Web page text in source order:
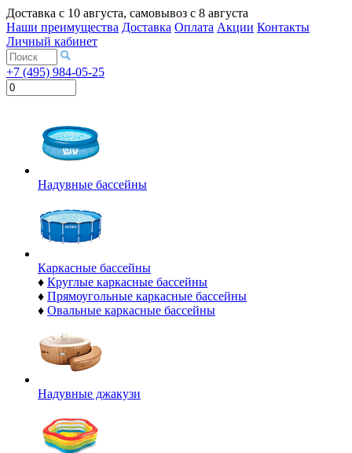
Доставка с 10 августа, самовывоз с 8 августа
Наши преимущества Доставка Оплата Акции Контакты
Личный кабинет
+7 (495) 984-05-25
Надувные бассейны
Каркасные бассейны
♦ Круглые каркасные бассейны
♦ Прямоугольные каркасные бассейны
♦ Овальные каркасные бассейны
Надувные джакузи